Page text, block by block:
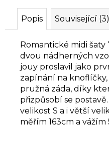
Popis Související (3)
Romantické midi šaty
dvou nádherných
jouy proslavil jako
zapínání na
pružná záda, díky
přizpůsobí se
velikost S a i větší
měřím 163cm a vážím